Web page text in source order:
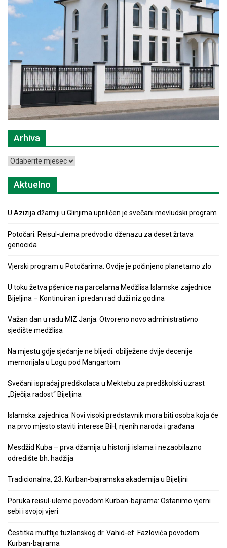
Arhiva
Arhiva
Aktuelno
U Azizija džamiji u Glinjima upriličen je svečani mevludski program
Potočari: Reisul-ulema predvodio dženazu za deset žrtava
genocida
Vjerski program u Potočarima: Ovdje je počinjeno planetarno zlo
U toku žetva pšenice na parcelama Medžlisa Islamske zajednice
Bijeljina – Kontinuiran i predan rad duži niz godina
Važan dan u radu MIZ Janja: Otvoreno novo administrativno
sjedište medžlisa
Na mjestu gdje sjećanje ne blijedi: obilježene dvije decenije
memorijala u Logu pod Mangartom
Svečani ispraćaj predškolaca u Mektebu za predškolski uzrast
„Dječija radost“ Bijeljina
Islamska zajednica: Novi visoki predstavnik mora biti osoba koja će
na prvo mjesto staviti interese BiH, njenih naroda i građana
Mesdžid Kuba – prva džamija u historiji islama i nezaobilazno
odredište bh. hadžija
Tradicionalna, 23. Kurban-bajramska akademija u Bijeljini
Poruka reisul-uleme povodom Kurban-bajrama: Ostanimo vjerni
sebi i svojoj vjeri
Čestitka muftije tuzlanskog dr. Vahid-ef. Fazlovića povodom
Kurban-bajrama